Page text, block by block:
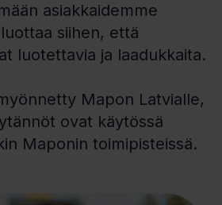
asiakkaidemme
siihen, että
luotettavia ja laadukkaita.
Mapon Latvialle,
ovat käytössä
Maponin toimipisteissä.